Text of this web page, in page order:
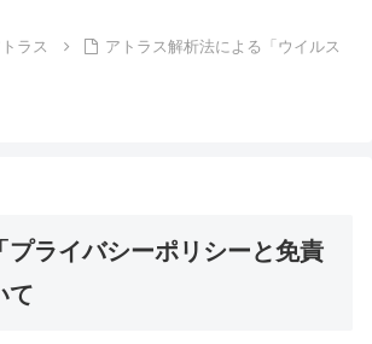
ラス
アトラス解析法による「ウイルス
プライバシーポリシーと免責
て